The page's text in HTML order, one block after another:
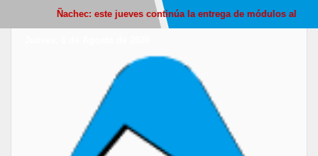
Ñachec: este jueves continúa la entrega de módulos